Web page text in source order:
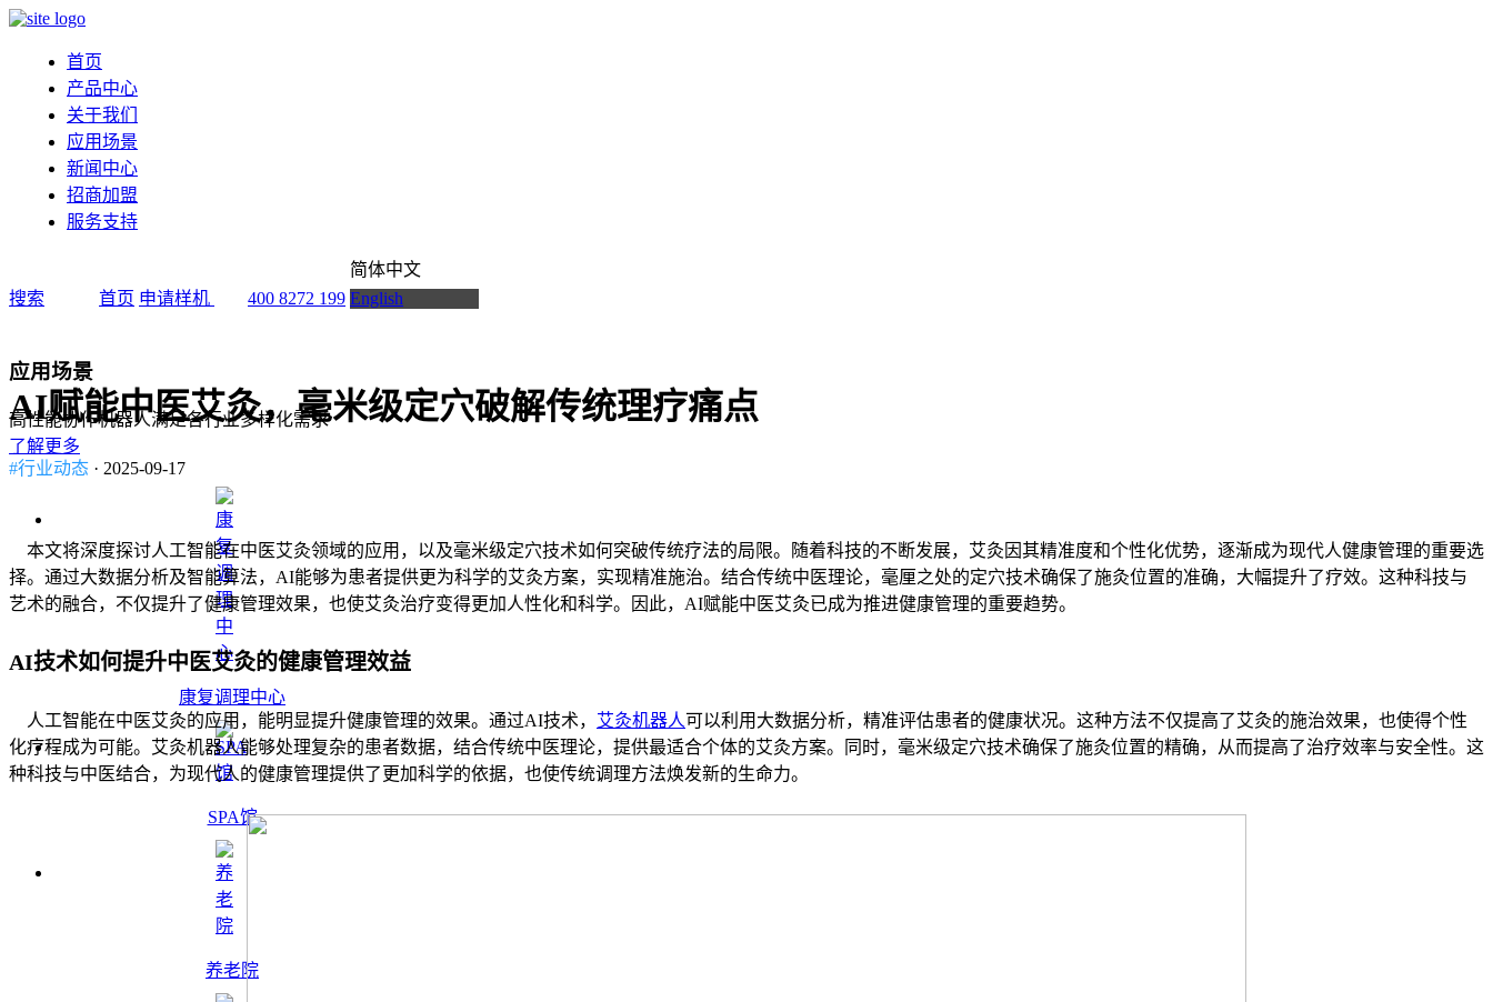
首页
产品中心
关于我们
应用场景
新闻中心
招商加盟
服务支持
搜索 首页 申请样机 400 8272 199
简体中文
English
应用场景
高性能协作机器人满足各行业多样化需求
了解更多
康复调理中心
SPA馆
养老院
AI赋能中医艾灸，毫米级定穴破解传统理疗痛点
#行业动态 · 2025-09-17
本文将深度探讨人工智能在中医艾灸领域的应用，以及毫米级定穴技术如何突破传统疗法的局限。随着科技的不断发展，艾灸因其精准度和个性化优势，逐渐成为现代人健康管理的重要选
择。通过大数据分析及智能算法，AI能够为患者提供更为科学的艾灸方案，实现精准施治。结合传统中医理论，毫厘之处的定穴技术确保了施灸位置的准确，大幅提升了疗效。这种科技与
艺术的融合，不仅提升了健康管理效果，也使艾灸治疗变得更加人性化和科学。因此，AI赋能中医艾灸已成为推进健康管理的重要趋势。
AI技术如何提升中医艾灸的健康管理效益
人工智能在中医艾灸的应用，能明显提升健康管理的效果。通过AI技术， 艾灸机器人可以利用大数据分析，精准评估患者的健康状况。这种方法不仅提高了艾灸的施治效果，也使得个性
化疗程成为可能。 艾灸机器人能够处理复杂的患者数据，结合传统中医理论，提供最适合个体的艾灸方案。同时，毫米级定穴技术确保了施灸位置的精确，从而提高了治疗效率与安全性。这
种科技与中医结合，为现代人的健康管理提供了更加科学的依据，也使传统调理方法焕发新的生命力。